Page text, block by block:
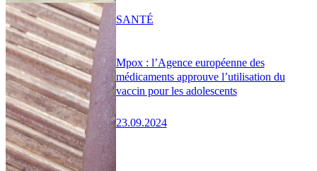
Mpox : l’Agence européenne des
médicaments approuve l’utilisation du
vaccin pour les adolescents
23.09.2024
SANTÉ